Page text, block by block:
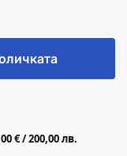
€ / 200,00 лв.